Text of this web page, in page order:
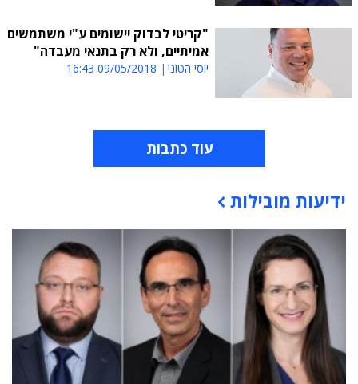
"קריטי לבדוק יישומים ע"י משתמשים
אמיתיים, ולא רק בתנאי מעבדה"
יוסי הטוני 09/05/2018 16:43
עוד כתבות
תוכן פרסומי
ידיעות מובילות